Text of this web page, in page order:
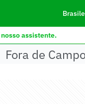
assistente.
Fora de